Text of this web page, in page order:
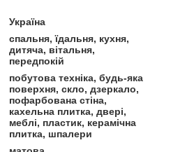
Україна
спальня, їдальня, кухня,
дитяча, вітальня,
передпокій
побутова техніка, будь-яка
поверхня, скло, дзеркало,
пофарбована стіна,
кахельна плитка, двері,
меблі, пластик, керамічна
плитка, шпалери